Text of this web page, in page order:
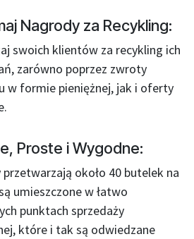
Nagrody za Recykling:
swoich klientów za recykling ich
zarówno poprzez zwroty
w formie pieniężnej, jak i oferty
Proste i Wygodne:
przetwarzają około 40 butelek na
umieszczone w łatwo
punktach sprzedaży
które i tak są odwiedzane